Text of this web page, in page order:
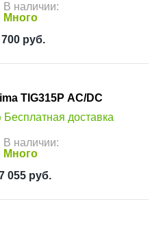
В наличии:
Много
руб.
TIG315P АС/DC
Бесплатная доставка
В наличии:
Много
055 руб.